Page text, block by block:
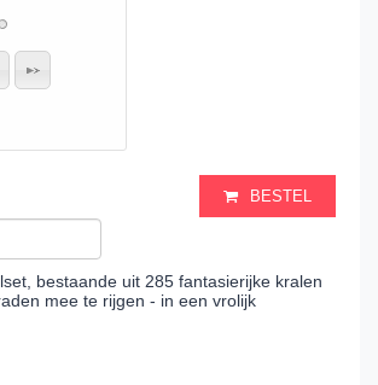
BESTEL
bestaande uit 285 fantasierijke kralen
mee te rijgen - in een vrolijk